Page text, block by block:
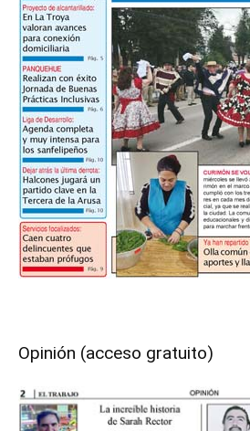
Opinión (acceso gratuito)